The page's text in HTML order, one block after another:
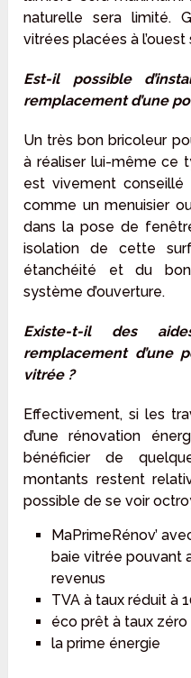
naturelle sera limité.
vitrées placées à
Est-il possible
remplacement d’une
Un très bon bricoleur
à réaliser lui-même ce
est vivement
comme un menuisier
dans la pose de
isolation de cette
étanchéité et du
système d’ouverture.
Existe-t-il des
remplacement d’une
vitrée ?
Effectivement, si les
d’une rénovation
bénéficier de
montants restent
possible de se voir
MaPrimeRénov’
baie vitrée pouvant
revenus
TVA à taux réduit à
éco prêt à taux zéro
la prime énergie